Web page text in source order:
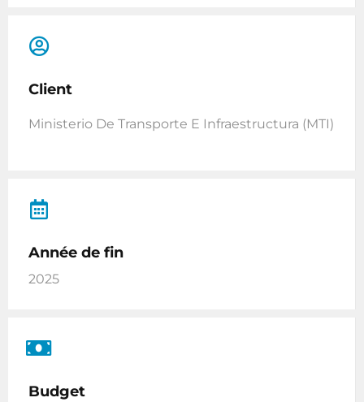
Client
Ministerio De Transporte E Infraestructura (MTI)
Année de fin
2025
Budget